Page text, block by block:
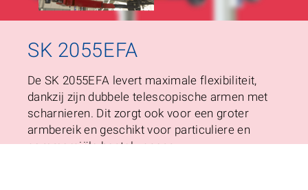
SK 2070
De SK 2070 is beschikbaar met dubbel- en enkel
telescopische hefarmen en geschikt voor een
brede selectie voertuigen. De SK 2070
hefcapaciteit is 7.000 kg.